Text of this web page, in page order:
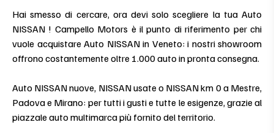
Hai smesso di cercare, ora devi solo scegliere la tua Auto
NISSAN ! Campello Motors è il punto di riferimento per chi
vuole acquistare Auto NISSAN in Veneto: i nostri showroom
offrono costantemente oltre 1.000 auto in pronta consegna.
Auto NISSAN nuove, NISSAN usate o NISSAN km 0 a Mestre,
Padova e Mirano: per tutti i gusti e tutte le esigenze, grazie al
piazzale auto multimarca più fornito del territorio.